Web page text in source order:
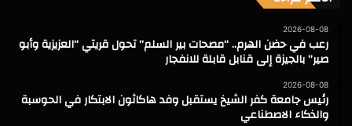
2026-08-08
رعب في حضن الهرم.. “مصحات بير السلم” تحول قريتي “العزيزية وأبو
صير” بالجيزة إلى قنابل قابلة للانفجار
2026-08-08
رئيس جامعة كفر الشيخ يستقبل وفد هاكاثون الابتكار في الحوسبة
والذكاء الاصطناعي